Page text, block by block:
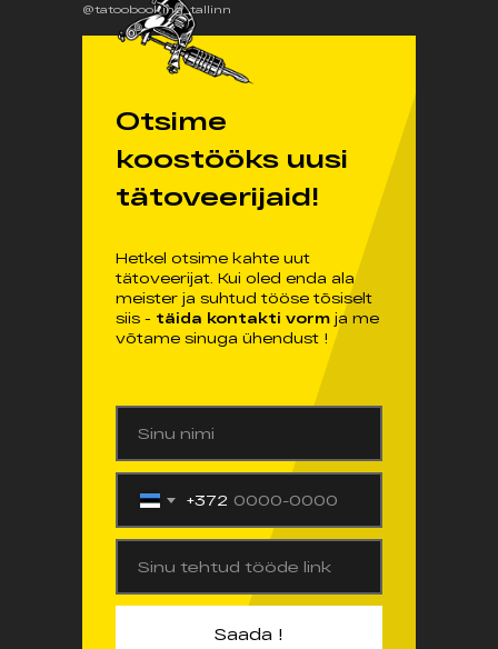
Otsime
koostööks uusi
tätoveerijaid!
Hetkel otsime kahte uut
tätoveerijat. Kui oled enda ala
meister ja suhtud tööse tõsiselt
siis - täida kontakti vorm ja me
võtame sinuga ühendust !
Sinu nimi
+372
Sinu tehtud tööde link
Saada !
@tatoobooking_tallinn